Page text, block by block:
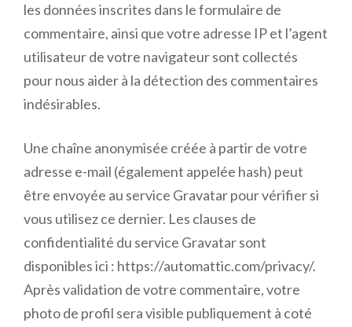
les données inscrites dans le formulaire de
commentaire, ainsi que votre adresse IP et l’agent
utilisateur de votre navigateur sont collectés
pour nous aider à la détection des commentaires
indésirables.
Une chaîne anonymisée créée à partir de votre
adresse e-mail (également appelée hash) peut
être envoyée au service Gravatar pour vérifier si
vous utilisez ce dernier. Les clauses de
confidentialité du service Gravatar sont
disponibles ici : https://automattic.com/privacy/.
Après validation de votre commentaire, votre
photo de profil sera visible publiquement à coté